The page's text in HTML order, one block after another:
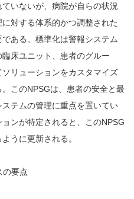
いないが、病院が自らの状況
対する体系的かつ調整された
ある。標準化は警報システム
床ユニット、患者のグルー
リューションをカスタマイズ
このNPSGは、患者の安全と最
テムの管理に重点を置いてい
ンが特定されると、このNPSG
うに更新される。
の要点